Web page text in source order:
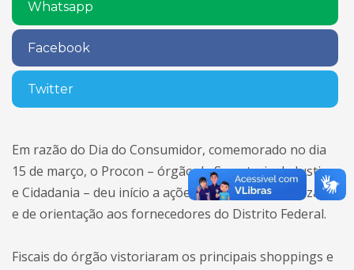
Whatsapp
Facebook
Twitter
Em razão do Dia do Consumidor, comemorado no dia
15 de março, o Procon – órgão da Secretaria de Justiça
e Cidadania – deu início a ações especiais de fiscalização
e de orientação aos fornecedores do Distrito Federal.
Fiscais do órgão vistoriaram os principais shoppings e